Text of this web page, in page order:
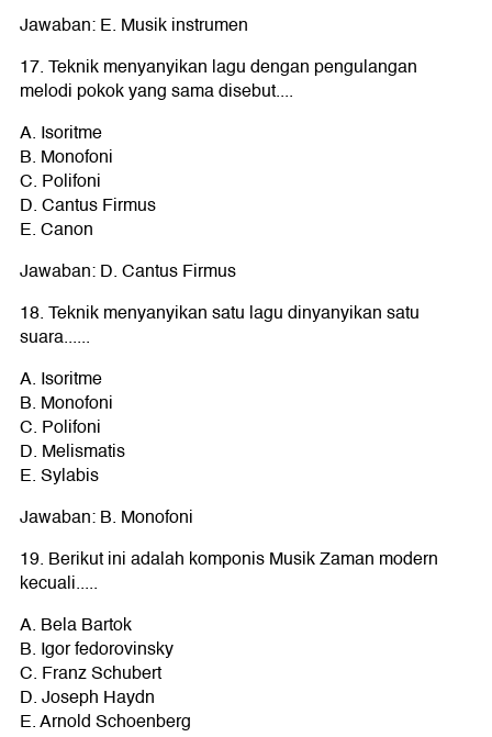
Jawaban: E. Musik instrumen
17. Teknik menyanyikan lagu dengan pengulangan
melodi pokok yang sama disebut....
A. Isoritme
B. Monofoni
C. Polifoni
D. Cantus Firmus
E. Canon
Jawaban: D. Cantus Firmus
18. Teknik menyanyikan satu lagu dinyanyikan satu
suara......
A. Isoritme
B. Monofoni
C. Polifoni
D. Melismatis
E. Sylabis
Jawaban: B. Monofoni
19. Berikut ini adalah komponis Musik Zaman modern
kecuali.....
A. Bela Bartok
B. Igor fedorovinsky
C. Franz Schubert
D. Joseph Haydn
E. Arnold Schoenberg